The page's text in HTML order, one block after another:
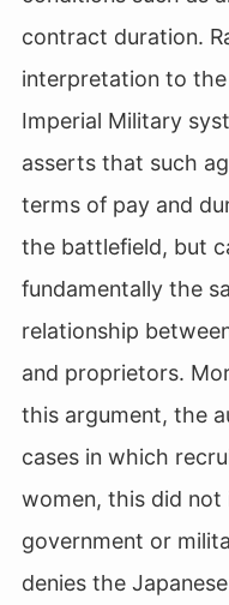
contract duration.
interpretation to
Imperial Military
asserts that such
terms of pay and
the battlefield, but
fundamentally the
relationship
and proprietors.
this argument, the
cases in which
women, this did not
government or
denies the